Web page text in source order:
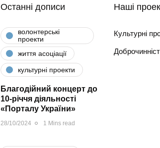
Останні дописи
волонтерські
проекти
життя асоціації
культурні проекти
Благодійний концерт до
10-річчя діяльності
«Порталу України»
28/10/2024 1 Mins read
Наші
Культурні